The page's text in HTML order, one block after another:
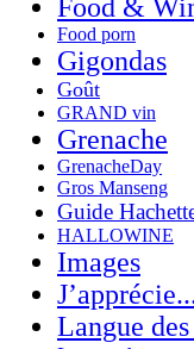
Food &
Food porn
Gigondas
Goût
GRAND vin
Grenache
GrenacheDay
Gros Manseng
Guide
HALLOWINE
Images
Langue